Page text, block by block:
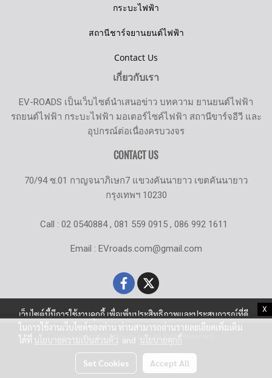
X
กระบะไฟฟ้า
สถานีชาร์จยานยนต์ไฟฟ้า
Contact Us
เกี่ยวกับเรา
EV-ROADS เป็นเว็บไซต์นำเสนอข่าว บทความ ยานยนต์ไฟฟ้า
รถยนต์ไฟฟ้า กระบะไฟฟ้า มอเตอร์ไซค์ไฟฟ้า สถานีขาร์จอีวี และ
อุปกรณ์ต่อเนื่องครบวงจร
CONTACT US
70/94 ซ.01 กาญจนาภิเษก7 แขวงคันนายาว เขตคันนายาว
กรุงเทพฯ 10230
Call : 02 0540884 , 081 559 0915 , 086 992 1611
Email : EVroads.com@gmail.com
© Copyright EV-Roads.com All Right Reserved
เว็บไซต์นี้มีการใช้งานคุกกี้ เพื่อเพิ่มประสิทธิภาพและประสบการณ์ที่ดี
ในการใช้งานเว็บไซต์ของท่าน ท่านสามารถอ่านรายละเอียดเพิ่มเติม
ได้ที่ นโยบายความเป็นส่วนตัว and นโยบายคุกกี้
Set Cookies Accept All